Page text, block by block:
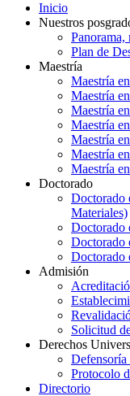
Inicio
Nuestros
Plan de
Maestría
Maestría
Maestría
Maestría
Maestría
Maestría
Maestría
Maestría
Doctorado
Doctorado
Materiales)
Doctorado
Doctorado
Doctorado
Admisión
Solicitud
Derechos
Defensoría
Protocolo
Directorio